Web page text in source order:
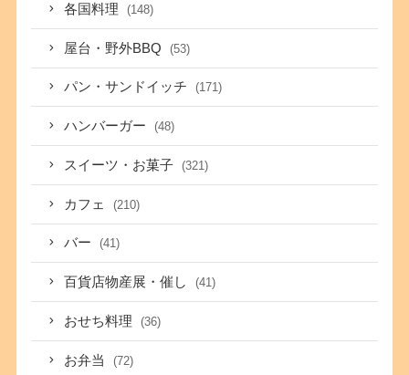
各国料理 (148)
屋台・野外BBQ (53)
パン・サンドイッチ (171)
ハンバーガー (48)
スイーツ・お菓子 (321)
カフェ (210)
バー (41)
百貨店物産展・催し (41)
おせち料理 (36)
お弁当 (72)